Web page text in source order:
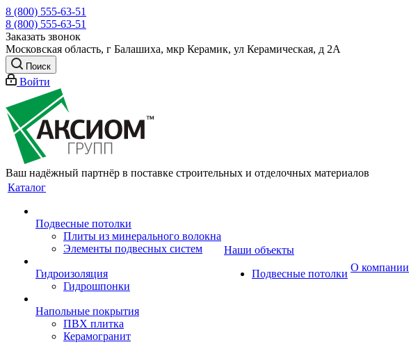
8 (800) 555-63-51
8 (800) 555-63-51
Заказать звонок
Московская область, г Балашиха, мкр Керамик, ул Керамическая, д 2А
Поиск
Войти
Ваш надёжный партнёр в поставке строительных и отделочных материалов
Каталог
Подвесные потолки
Плиты из минерального волокна
Элементы подвесных систем
Гидроизоляция
Гидрошпонки
Напольные покрытия
ПВХ плитка
Керамогранит
Наши объекты
Подвесные потолки
О компании